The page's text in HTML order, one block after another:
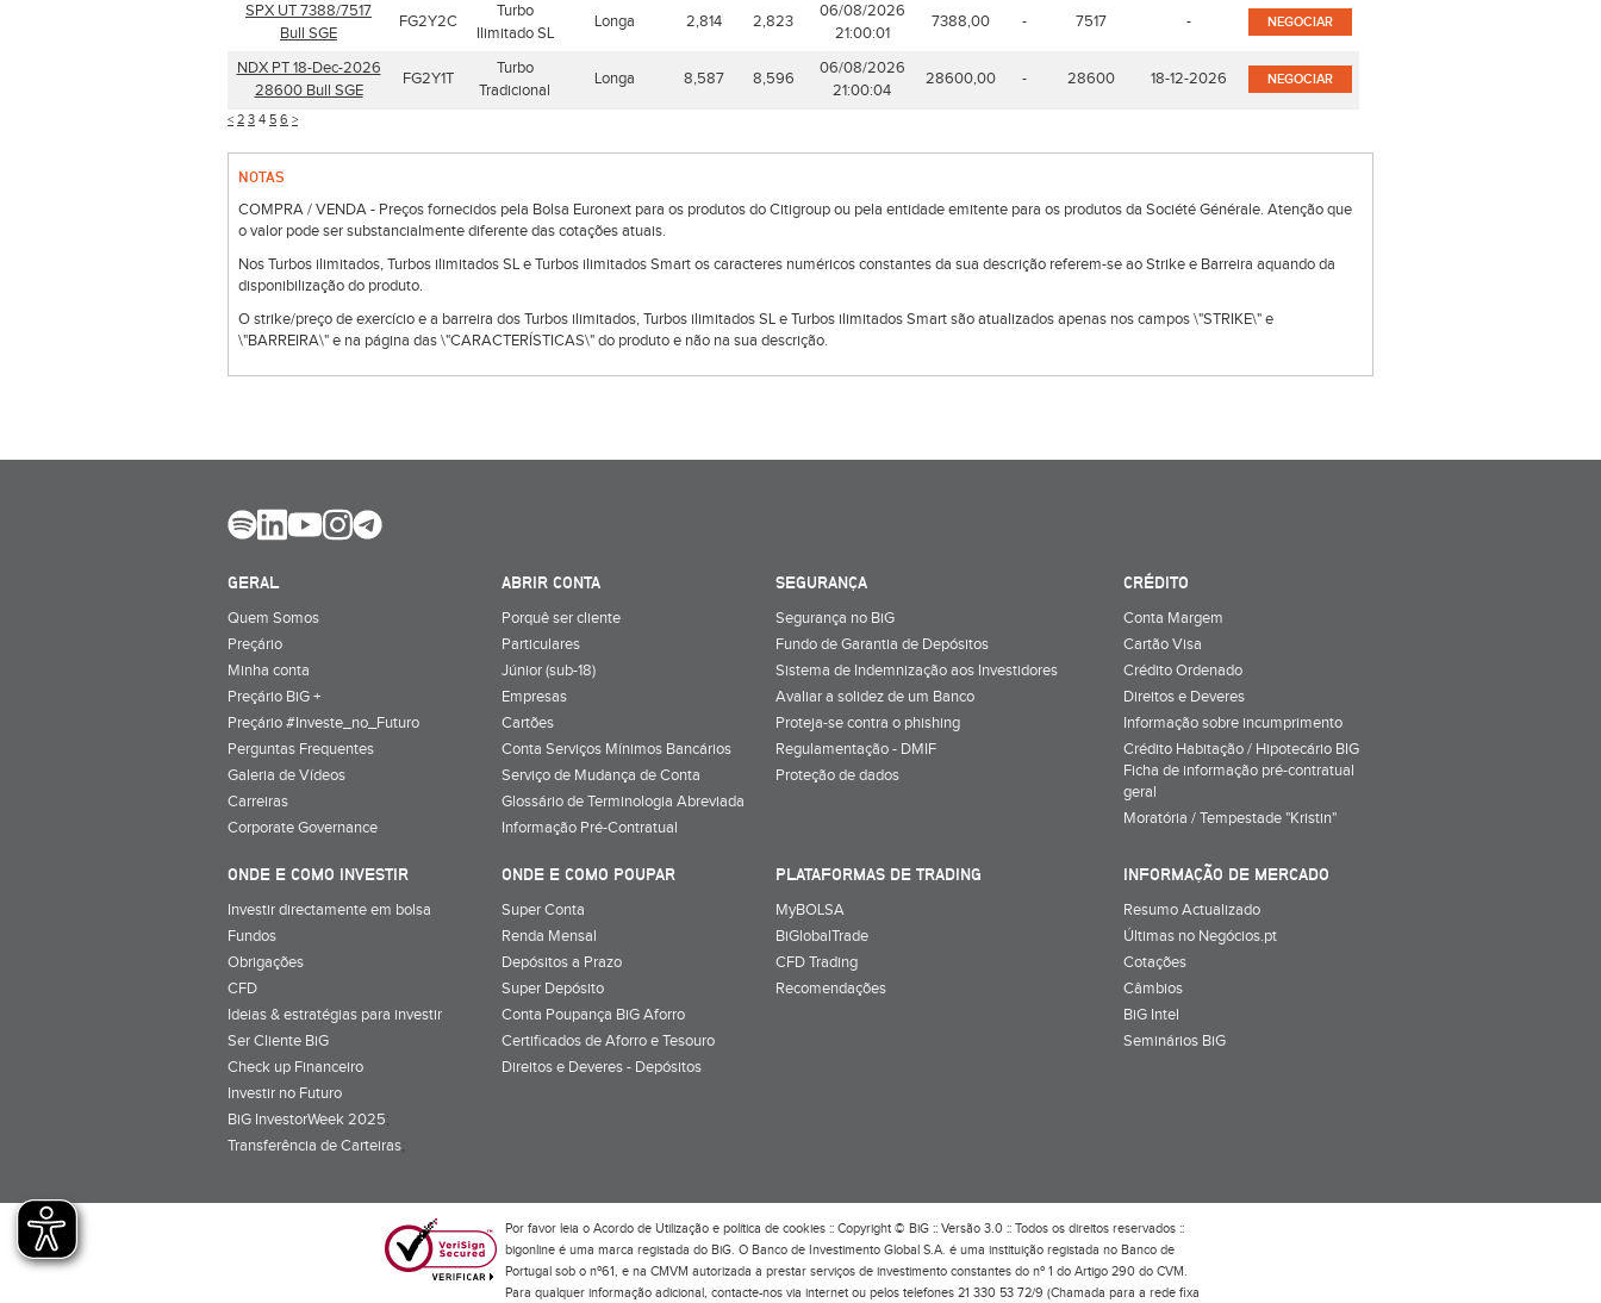
SPX UT 7388/7517
Bull SGE
FG2Y2C
Turbo
Ilimitado SL
Longa 2,814 2,823
06/08/2026
21:00:01
7388,00 - 7517 - NEGOCIAR
NDX PT 18-Dec-2026
28600 Bull SGE
FG2Y1T
Turbo
Tradicional
Longa 8,587 8,596
06/08/2026
21:00:04
28600,00 - 28600 18-12-2026 NEGOCIAR
< 2 3 4 5 6 >
NOTAS
COMPRA / VENDA - Preços fornecidos pela Bolsa Euronext para os produtos do Citigroup ou pela entidade emitente para os produtos da Société Générale. Atenção que
o valor pode ser substancialmente diferente das cotações atuais.
Nos Turbos ilimitados, Turbos ilimitados SL e Turbos ilimitados Smart os caracteres numéricos constantes da sua descrição referem-se ao Strike e Barreira aquando da
disponibilização do produto.
O strike/preço de exercício e a barreira dos Turbos ilimitados, Turbos ilimitados SL e Turbos ilimitados Smart são atualizados apenas nos campos \"STRIKE\" e
\"BARREIRA\" e na página das \"CARACTERÍSTICAS\" do produto e não na sua descrição.
GERAL
Quem Somos
Preçário
Minha conta
Preçário BiG +
Preçário #Investe_no_Futuro
Perguntas Frequentes
Galeria de Vídeos
Carreiras
Corporate Governance
ABRIR CONTA
Porquê ser cliente
Particulares
Júnior (sub-18)
Empresas
Cartões
Conta Serviços Mínimos Bancários
Serviço de Mudança de Conta
Glossário de Terminologia Abreviada
Informação Pré-Contratual
SEGURANÇA
Segurança no BiG
Fundo de Garantia de Depósitos
Sistema de Indemnização aos Investidores
Avaliar a solidez de um Banco
Proteja-se contra o phishing
Regulamentação - DMIF
Proteção de dados
CRÉDITO
Conta Margem
Cartão Visa
Crédito Ordenado
Direitos e Deveres
Informação sobre incumprimento
Crédito Habitação / Hipotecário BIG
Ficha de informação pré-contratual
geral
Moratória / Tempestade "Kristin"
ONDE E COMO INVESTIR
Investir directamente em bolsa
Fundos
Obrigações
CFD
Ideias & estratégias para investir
Ser Cliente BiG
Check up Financeiro
Investir no Futuro
BiG InvestorWeek 2025;
Transferência de Carteiras;
ONDE E COMO POUPAR
Super Conta
Renda Mensal
Depósitos a Prazo
Super Depósito
Conta Poupança BiG Aforro
Certificados de Aforro e Tesouro
Direitos e Deveres - Depósitos
PLATAFORMAS DE TRADING
MyBOLSA
BiGlobalTrade
CFD Trading
Recomendações
INFORMAÇÃO DE MERCADO
Resumo Actualizado
Últimas no Negócios.pt
Cotações
Câmbios
BiG Intel
Seminários BiG
Por favor leia o Acordo de Utilizaçãoe política de cookies:: Copyright © BiG :: Versão 3.0 :: Todos os direitos reservados ::
bigonline é uma marca registada do BiG. O Banco de Investimento Global S.A. é uma instituição registada no Banco de
Portugal sob o nº61, e na CMVM autorizada a prestar serviços de investimento constantes do nº 1 do Artigo 290 do CVM.
Para qualquer informação adicional, contacte-nos via internet ou pelos telefones 21 330 53 72/9 (Chamada para a rede fixa